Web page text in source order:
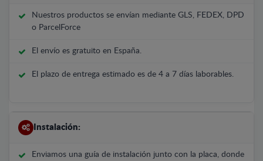
Nuestros productos se envían mediante GLS, FEDEX, DPD
o ParcelForce
El envío es gratuito en España.
El plazo de entrega estimado es de 4 a 7 días laborables.
Instalación:
Enviamos una guía de instalación junto con la placa, donde